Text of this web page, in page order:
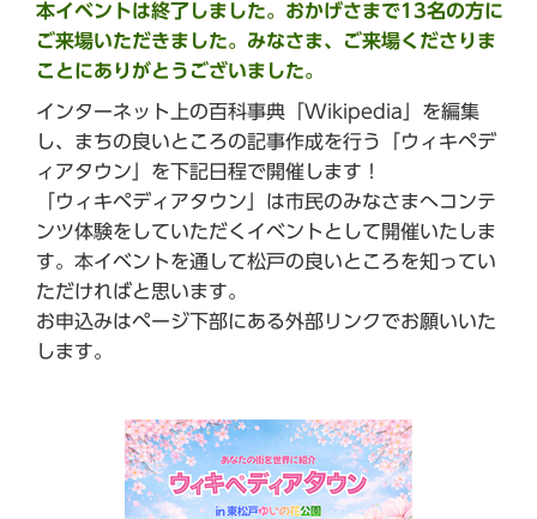
本イベントは終了しました。おかげさまで13名の方に
ご来場いただきました。みなさま、ご来場くださりま
ことにありがとうございました。
インターネット上の百科事典「Wikipedia」を編集
し、まちの良いところの記事作成を行う「ウィキペデ
ィアタウン」を下記日程で開催します！
「ウィキペディアタウン」は市民のみなさまへコンテ
ンツ体験をしていただくイベントとして開催いたしま
す。本イベントを通して松戸の良いところを知ってい
ただければと思います。
お申込みはページ下部にある外部リンクでお願いいた
します。